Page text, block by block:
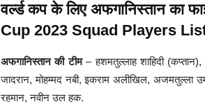
वर्ल्ड कप के लिए अफगानिस्तान
Cup 2023 Squad Players
अफगानिस्तान की टीम– हशमतुल्लाह शाहिदी (कप्तान),
जादरान, मोहम्मद नबी, इकराम अलीखिल,
रहमान, नवीन उल हक.